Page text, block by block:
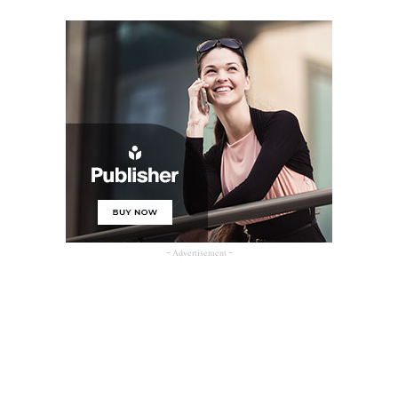
- Advertisement -